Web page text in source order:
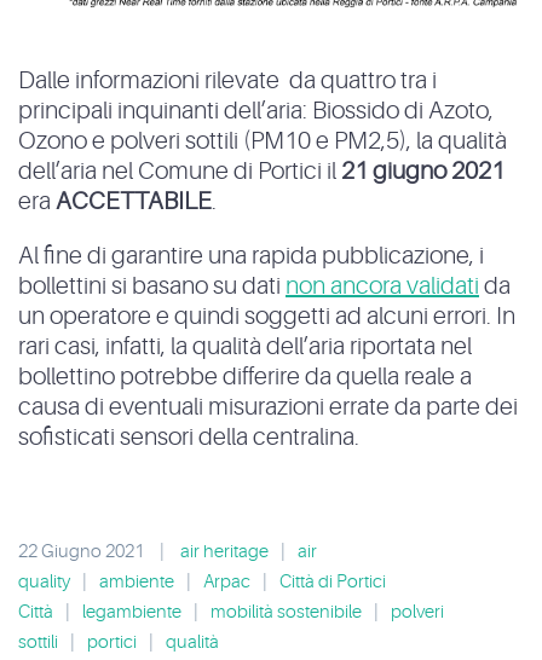
Dalle informazioni rilevate da quattro tra i
principali inquinanti dell’aria: Biossido di Azoto,
Ozono e polveri sottili (PM10 e PM2,5), la qualità
dell’aria nel Comune di Portici il 21 giugno 2021
era ACCETTABILE.
Al fine di garantire una rapida pubblicazione, i
bollettini si basano su dati non ancora validati da
un operatore e quindi soggetti ad alcuni errori. In
rari casi, infatti, la qualità dell’aria riportata nel
bollettino potrebbe differire da quella reale a
causa di eventuali misurazioni errate da parte dei
sofisticati sensori della centralina.
22 Giugno 2021 air heritage
air
quality
ambiente Arpac
Città di Portici
Città
legambiente mobilità sostenibile
polveri
sottili
portici
qualità